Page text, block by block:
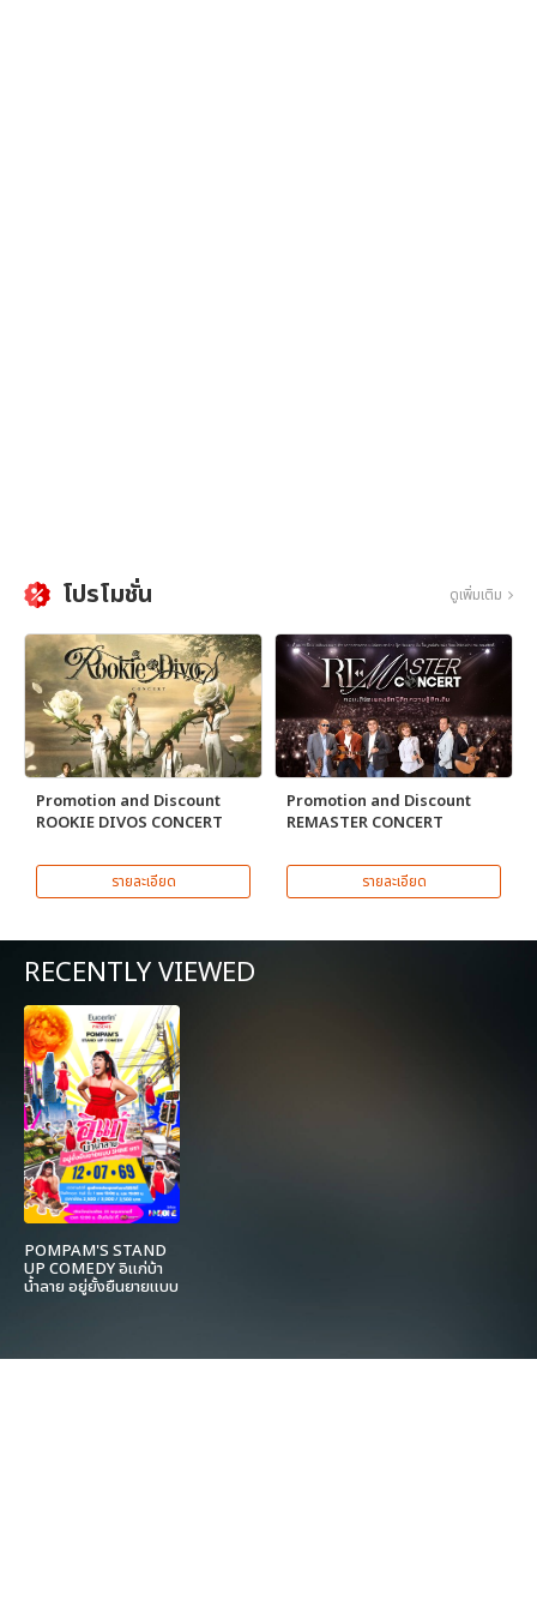
โปรโมชั่น ดูเพิ่มเติม
Promotion and Discount
ROOKIE DIVOS CONCERT
รายละเอียด
Promotion and Discount
REMASTER CONCERT
รายละเอียด
RECENTLY VIEWED
POMPAM'S STAND
UP COMEDY อิแก่บ้า
น้ำลาย อยู่ยั้งยืนยายแบบ